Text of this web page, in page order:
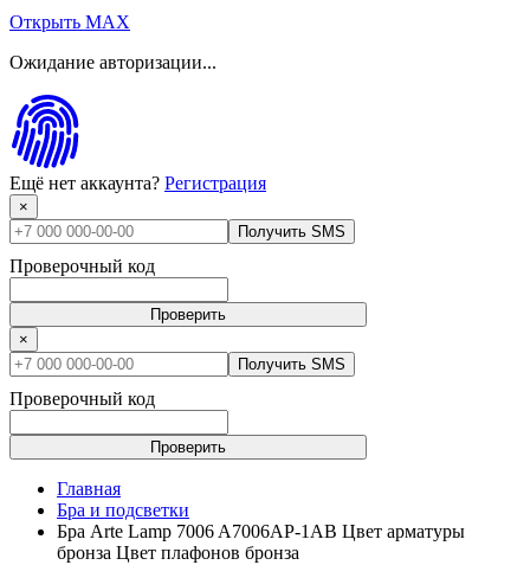
Открыть MAX
Ожидание авторизации...
Ещё нет аккаунта? Регистрация
×
Получить SMS
Проверочный код
Проверить
×
Получить SMS
Проверочный код
Проверить
Главная
Бра и подсветки
Бра Arte Lamp 7006 A7006AP-1AB Цвет арматуры
бронза Цвет плафонов бронза